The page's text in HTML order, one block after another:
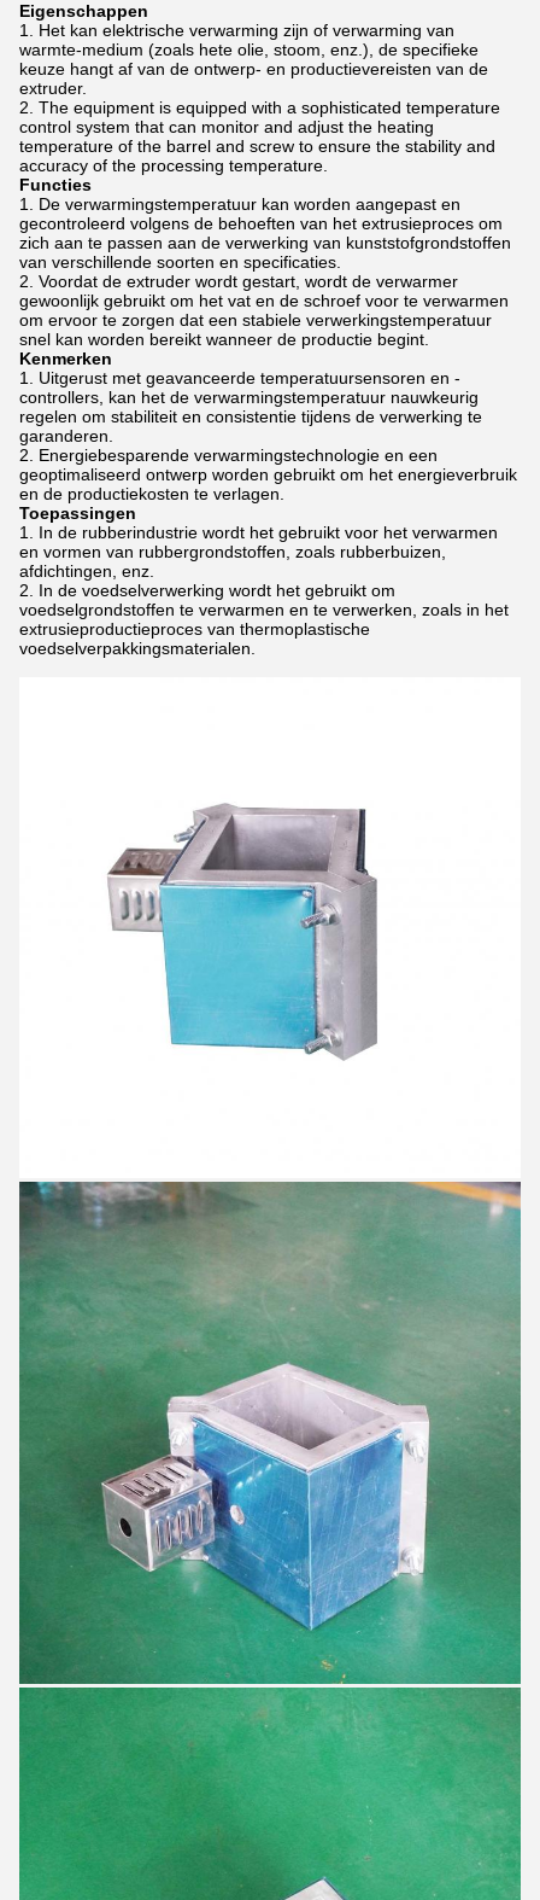
Eigenschappen
Het kan elektrische verwarming zijn of verwarming van
warmte-medium (zoals hete olie, stoom, enz.), de specifieke
keuze hangt af van de ontwerp- en productievereisten van de
extruder.
The equipment is equipped with a sophisticated temperature
control system that can monitor and adjust the heating
temperature of the barrel and screw to ensure the stability and
accuracy of the processing temperature.
Functies
De verwarmingstemperatuur kan worden aangepast en
gecontroleerd volgens de behoeften van het extrusieproces om
zich aan te passen aan de verwerking van kunststofgrondstoffen
van verschillende soorten en specificaties.
Voordat de extruder wordt gestart, wordt de verwarmer
gewoonlijk gebruikt om het vat en de schroef voor te verwarmen
om ervoor te zorgen dat een stabiele verwerkingstemperatuur
snel kan worden bereikt wanneer de productie begint.
Kenmerken
Uitgerust met geavanceerde temperatuursensoren en -
controllers, kan het de verwarmingstemperatuur nauwkeurig
regelen om stabiliteit en consistentie tijdens de verwerking te
garanderen.
Energiebesparende verwarmingstechnologie en een
geoptimaliseerd ontwerp worden gebruikt om het energieverbruik
en de productiekosten te verlagen.
Toepassingen
In de rubberindustrie wordt het gebruikt voor het verwarmen
en vormen van rubbergrondstoffen, zoals rubberbuizen,
afdichtingen, enz.
In de voedselverwerking wordt het gebruikt om
voedselgrondstoffen te verwarmen en te verwerken, zoals in het
extrusieproductieproces van thermoplastische
voedselverpakkingsmaterialen.